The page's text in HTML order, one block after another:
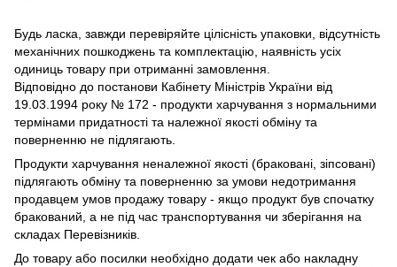
Будь ласка, завжди перевіряйте цілісність упаковки, відсутність
механічних пошкоджень та комплектацію, наявність усіх
одиниць товару при отриманні замовлення.
Відповідно до постанови Кабінету Міністрів України від
19.03.1994 року № 172 - продукти харчування з нормальними
термінами придатності та належної якості обміну та
поверненню не підлягають.
Продукти харчування неналежної якості (браковані, зіпсовані)
підлягають обміну та поверненню за умови недотримання
продавцем умов продажу товару - якщо продукт був спочатку
бракований, а не під час транспортування чи зберігання на
складах Перевізників.
До товару або посилки необхідно додати чек або накладну